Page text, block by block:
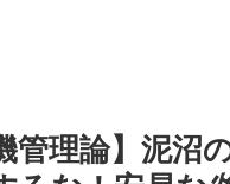
管理論】泥